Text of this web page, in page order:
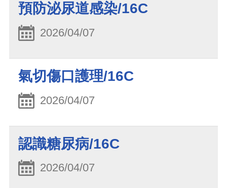
預防泌尿道感染/16C
2026/04/07
氣切傷口護理/16C
2026/04/07
認識糖尿病/16C
2026/04/07